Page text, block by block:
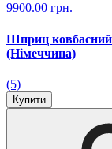
9900.00 грн.
Шприц ковбасний
(Німеччина)
(5)
Купити